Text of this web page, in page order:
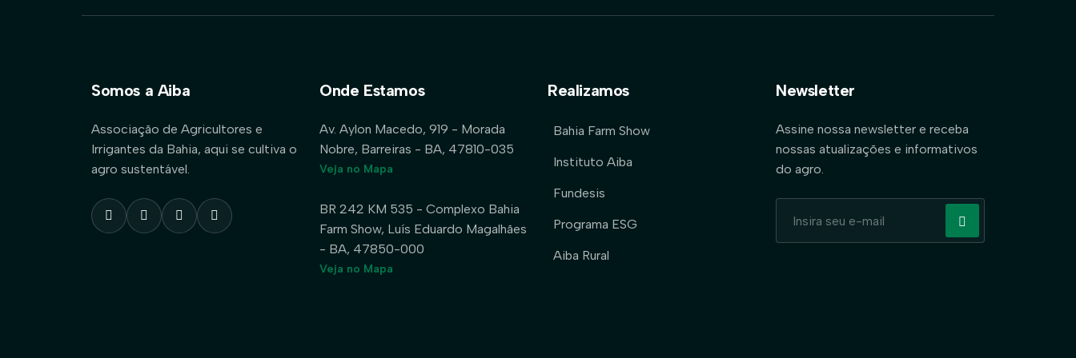
Somos a Aiba
Associação de Agricultores e
Irrigantes da Bahia, aqui se cultiva o
agro sustentável.
Onde Estamos
Av. Aylon Macedo, 919 - Morada
Nobre, Barreiras - BA, 47810-035
Veja no Mapa
BR 242 KM 535 - Complexo Bahia
Farm Show, Luís Eduardo Magalhães
- BA, 47850-000
Veja no Mapa
Realizamos
Bahia Farm Show
Instituto Aiba
Fundesis
Programa ESG
Aiba Rural
Newsletter
Assine nossa newsletter e receba
nossas atualizações e informativos
do agro.